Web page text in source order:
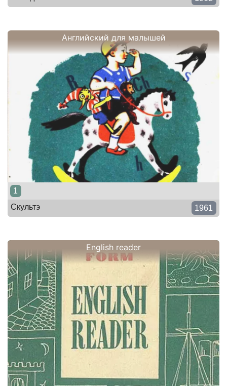
Английский для малышей
1
Скультэ
1961
English reader